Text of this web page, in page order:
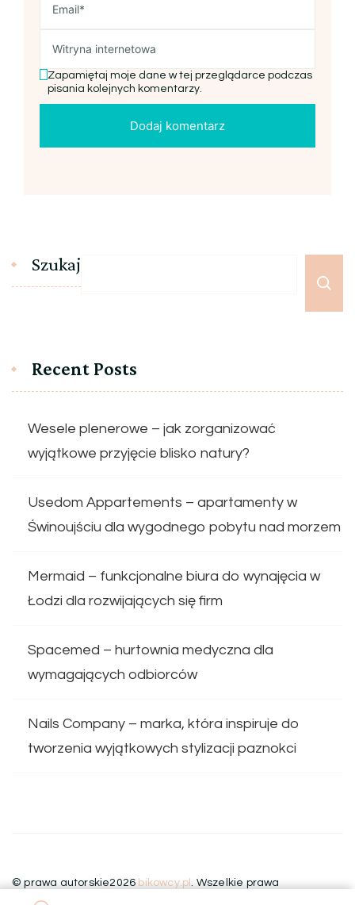
Zapamiętaj moje dane w tej przeglądarce podczas
pisania kolejnych komentarzy.
Szukaj
Recent Posts
Wesele plenerowe – jak zorganizować
wyjątkowe przyjęcie blisko natury?
Usedom Appartements – apartamenty w
Świnoujściu dla wygodnego pobytu nad morzem
Mermaid – funkcjonalne biura do wynajęcia w
Łodzi dla rozwijających się firm
Spacemed – hurtownia medyczna dla
wymagających odbiorców
Nails Company – marka, która inspiruje do
tworzenia wyjątkowych stylizacji paznokci
© prawa autorskie2026 bikowcy.pl. Wszelkie prawa